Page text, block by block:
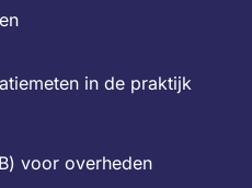
in de praktijk
voor overheden